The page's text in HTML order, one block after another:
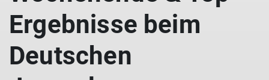
Ergebnisse beim
Deutschen